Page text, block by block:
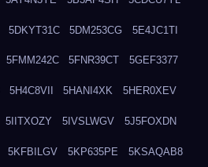
5DKYT31C 5DM253CG 5E4JC1TI
5FMM242C 5FNR39CT 5GEF3377
5H4C8VII 5HANI4XK 5HER0XEV
5IITXOZY 5IVSLWGV 5J5FOXDN
5KFBILGV 5KP635PE 5KSAQAB8